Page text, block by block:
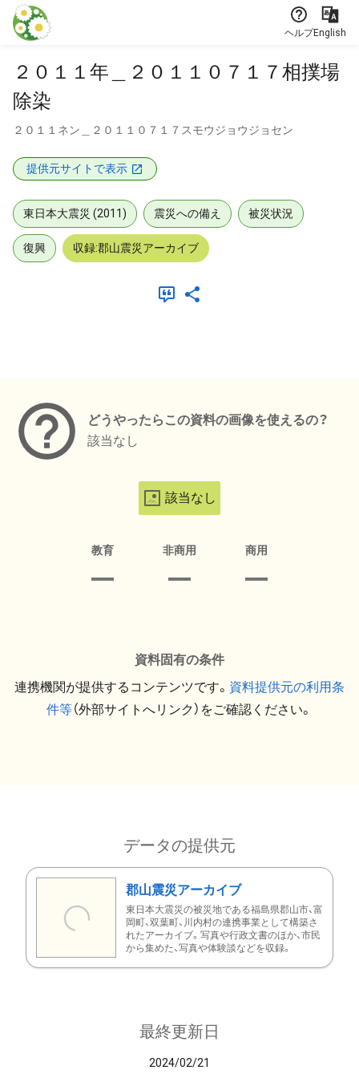
本文に飛ぶ
ヘルプEnglish
２０１１年＿２０１１０７１７相撲場
除染
２０１１ネン＿２０１１０７１７スモウジョウジョセン
提供元サイトで表示
東日本大震災 (2011) 震災への備え 被災状況
復興 収録:郡山震災アーカイブ
どうやったらこの資料の画像を使えるの？
該当なし
該当なし
教育 非商用 商用
資料固有の条件
連携機関が提供するコンテンツです。 資料提供元の利用条
件等（外部サイトへリンク）をご確認ください。
データの提供元
郡山震災アーカイブ
東日本大震災の被災地である福島県郡山市、富
岡町、双葉町、川内村の連携事業として構築さ
れたアーカイブ。写真や行政文書のほか、市民
から集めた、写真や体験談などを収録。
最終更新日
2024/02/21